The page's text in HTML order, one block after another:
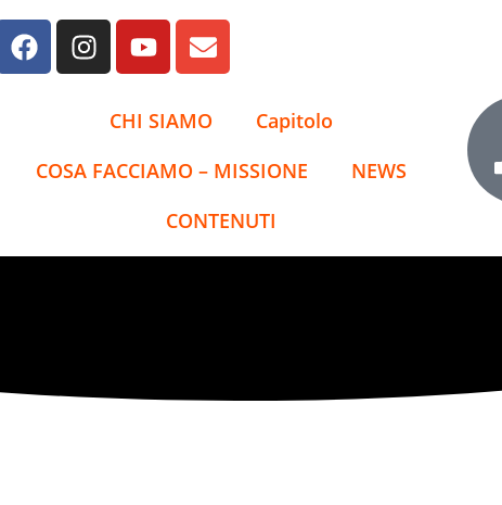
CHI SIAMO
Capitolo
COSA FACCIAMO – MISSIONE
NEWS
CONTENUTI